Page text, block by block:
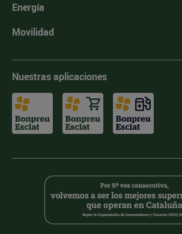
Energía
Movilidad
Nuestras aplicaciones